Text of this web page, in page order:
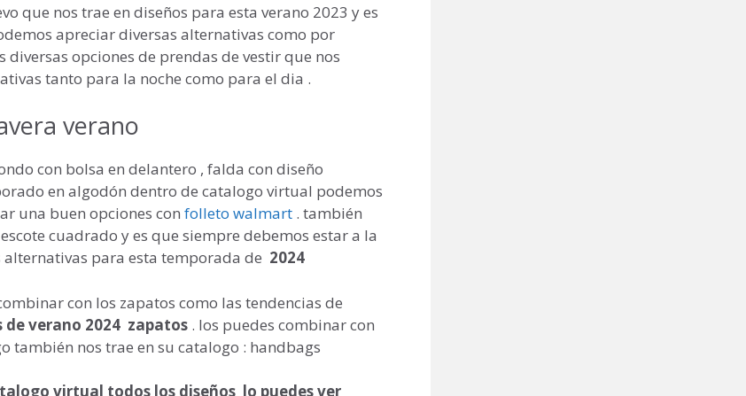
que nos trae en diseños para esta verano 2023 y es
apreciar diversas alternativas como por
opciones de prendas de vestir que nos
tanto para la noche como para el dia .
verano
con bolsa en delantero , falda con diseño
en algodón dentro de catalogo virtual podemos
una buen opciones con folleto walmart . también
cuadrado y es que siempre debemos estar a la
para esta temporada de 2024
con los zapatos como las tendencias de
de verano 2024 zapatos . los puedes combinar con
también nos trae en su catalogo : handbags
virtual todos los diseños lo puedes ver